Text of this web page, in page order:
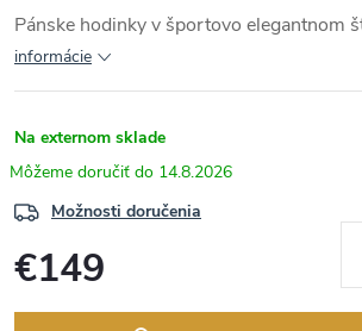
Pánske hodinky v športovo elegantnom
informácie
Na externom sklade
14.8.2026
Možnosti doručenia
€149